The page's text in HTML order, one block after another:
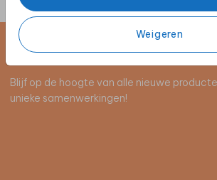
Weigeren
Schrijf je in voor de
Blijf op de hoogte van alle nieuwe
unieke samenwerkingen!